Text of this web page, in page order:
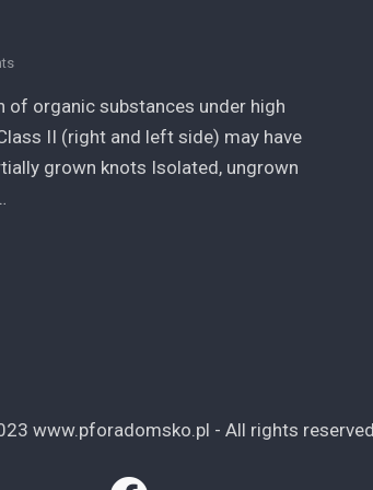
organic substances under high
II (right and left side) may have
grown knots Isolated, ungrown
www.pforadomsko.pl - All rights